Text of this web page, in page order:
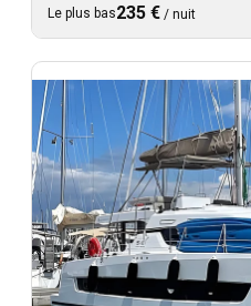
Le plus bas235 € / nuit